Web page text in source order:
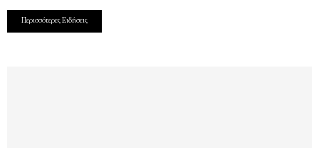
Περισσότερες Ειδήσεις